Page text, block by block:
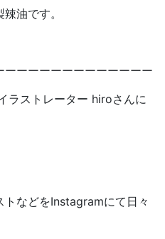
油です。
ーーーーーーーーーーーー
ラストレーター hiroさんに
などをInstagramにて日々